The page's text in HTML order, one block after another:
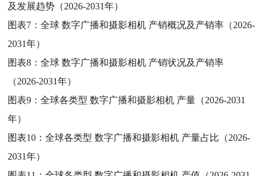
及发展趋势（2026-2031年）
图表7：全球 数字广播和摄影相机 产销概况及产销率（2026-
2031年）
图表8：全球 数字广播和摄影相机 产销状况及产销率
（2026-2031年）
图表9：全球各类型 数字广播和摄影相机 产量（2026-2031
年）
图表10：全球各类型 数字广播和摄影相机 产量占比（2026-
2031年）